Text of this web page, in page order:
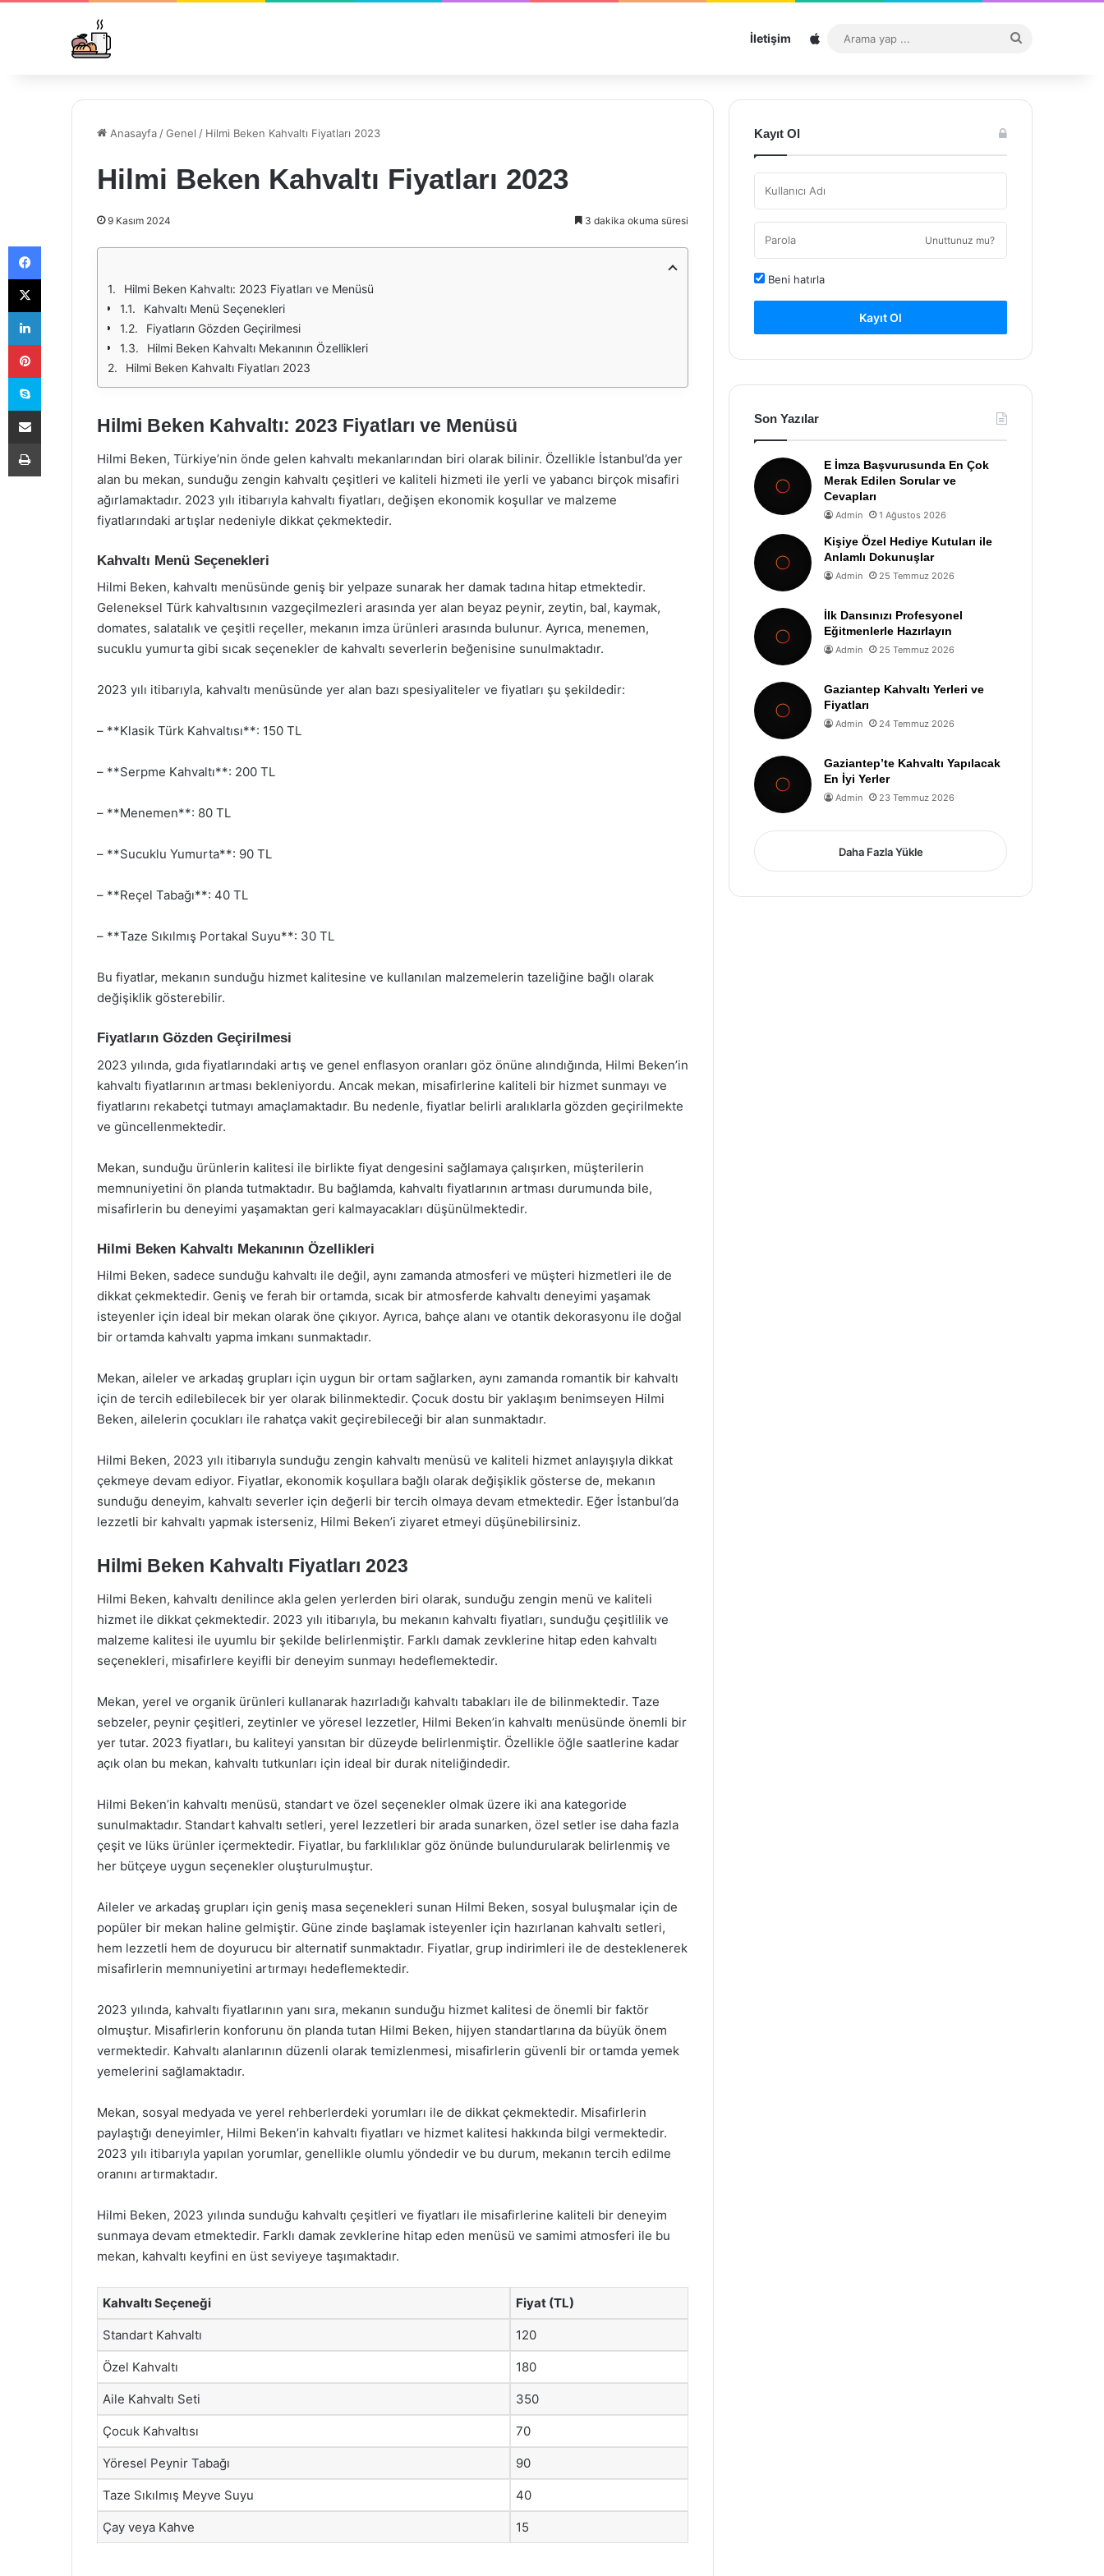
İletişim Sitemap
...
Anasayfa /Genel / Hilmi Beken Kahvaltı Fiyatları 2023
Hilmi Beken Kahvaltı Fiyatları 2023
9 Kasım 2024 3 dakika okuma süresi
Hilmi Beken Kahvaltı: 2023 Fiyatları ve Menüsü
Kahvaltı Menü Seçenekleri
Fiyatların Gözden Geçirilmesi
Hilmi Beken Kahvaltı Mekanının Özellikleri
Hilmi Beken Kahvaltı Fiyatları 2023
Hilmi Beken Kahvaltı: 2023 Fiyatları ve Menüsü
Hilmi Beken, Türkiye’nin önde gelen kahvaltı mekanlarından biri olarak bilinir. Özellikle İstanbul’da yer
alan bu mekan, sunduğu zengin kahvaltı çeşitleri ve kaliteli hizmeti ile yerli ve yabancı birçok misafiri
ağırlamaktadır. 2023 yılı itibarıyla kahvaltı fiyatları, değişen ekonomik koşullar ve malzeme
fiyatlarındaki artışlar nedeniyle dikkat çekmektedir.
Kahvaltı Menü Seçenekleri
Hilmi Beken, kahvaltı menüsünde geniş bir yelpaze sunarak her damak tadına hitap etmektedir.
Geleneksel Türk kahvaltısının vazgeçilmezleri arasında yer alan beyaz peynir, zeytin, bal, kaymak,
domates, salatalık ve çeşitli reçeller, mekanın imza ürünleri arasında bulunur. Ayrıca, menemen,
sucuklu yumurta gibi sıcak seçenekler de kahvaltı severlerin beğenisine sunulmaktadır.
2023 yılı itibarıyla, kahvaltı menüsünde yer alan bazı spesiyaliteler ve fiyatları şu şekildedir:
– **Klasik Türk Kahvaltısı**: 150 TL
– **Serpme Kahvaltı**: 200 TL
– **Menemen**: 80 TL
– **Sucuklu Yumurta**: 90 TL
– **Reçel Tabağı**: 40 TL
– **Taze Sıkılmış Portakal Suyu**: 30 TL
Bu fiyatlar, mekanın sunduğu hizmet kalitesine ve kullanılan malzemelerin tazeliğine bağlı olarak
değişiklik gösterebilir.
Fiyatların Gözden Geçirilmesi
2023 yılında, gıda fiyatlarındaki artış ve genel enflasyon oranları göz önüne alındığında, Hilmi Beken’in
kahvaltı fiyatlarının artması bekleniyordu. Ancak mekan, misafirlerine kaliteli bir hizmet sunmayı ve
fiyatlarını rekabetçi tutmayı amaçlamaktadır. Bu nedenle, fiyatlar belirli aralıklarla gözden geçirilmekte
ve güncellenmektedir.
Mekan, sunduğu ürünlerin kalitesi ile birlikte fiyat dengesini sağlamaya çalışırken, müşterilerin
memnuniyetini ön planda tutmaktadır. Bu bağlamda, kahvaltı fiyatlarının artması durumunda bile,
misafirlerin bu deneyimi yaşamaktan geri kalmayacakları düşünülmektedir.
Hilmi Beken Kahvaltı Mekanının Özellikleri
Hilmi Beken, sadece sunduğu kahvaltı ile değil, aynı zamanda atmosferi ve müşteri hizmetleri ile de
dikkat çekmektedir. Geniş ve ferah bir ortamda, sıcak bir atmosferde kahvaltı deneyimi yaşamak
isteyenler için ideal bir mekan olarak öne çıkıyor. Ayrıca, bahçe alanı ve otantik dekorasyonu ile doğal
bir ortamda kahvaltı yapma imkanı sunmaktadır.
Mekan, aileler ve arkadaş grupları için uygun bir ortam sağlarken, aynı zamanda romantik bir kahvaltı
için de tercih edilebilecek bir yer olarak bilinmektedir. Çocuk dostu bir yaklaşım benimseyen Hilmi
Beken, ailelerin çocukları ile rahatça vakit geçirebileceği bir alan sunmaktadır.
Hilmi Beken, 2023 yılı itibarıyla sunduğu zengin kahvaltı menüsü ve kaliteli hizmet anlayışıyla dikkat
çekmeye devam ediyor. Fiyatlar, ekonomik koşullara bağlı olarak değişiklik gösterse de, mekanın
sunduğu deneyim, kahvaltı severler için değerli bir tercih olmaya devam etmektedir. Eğer İstanbul’da
lezzetli bir kahvaltı yapmak isterseniz, Hilmi Beken’i ziyaret etmeyi düşünebilirsiniz.
Hilmi Beken Kahvaltı Fiyatları 2023
Hilmi Beken, kahvaltı denilince akla gelen yerlerden biri olarak, sunduğu zengin menü ve kaliteli
hizmet ile dikkat çekmektedir. 2023 yılı itibarıyla, bu mekanın kahvaltı fiyatları, sunduğu çeşitlilik ve
malzeme kalitesi ile uyumlu bir şekilde belirlenmiştir. Farklı damak zevklerine hitap eden kahvaltı
seçenekleri, misafirlere keyifli bir deneyim sunmayı hedeflemektedir.
Mekan, yerel ve organik ürünleri kullanarak hazırladığı kahvaltı tabakları ile de bilinmektedir. Taze
sebzeler, peynir çeşitleri, zeytinler ve yöresel lezzetler, Hilmi Beken’in kahvaltı menüsünde önemli bir
yer tutar. 2023 fiyatları, bu kaliteyi yansıtan bir düzeyde belirlenmiştir. Özellikle öğle saatlerine kadar
açık olan bu mekan, kahvaltı tutkunları için ideal bir durak niteliğindedir.
Hilmi Beken’in kahvaltı menüsü, standart ve özel seçenekler olmak üzere iki ana kategoride
sunulmaktadır. Standart kahvaltı setleri, yerel lezzetleri bir arada sunarken, özel setler ise daha fazla
çeşit ve lüks ürünler içermektedir. Fiyatlar, bu farklılıklar göz önünde bulundurularak belirlenmiş ve
her bütçeye uygun seçenekler oluşturulmuştur.
Aileler ve arkadaş grupları için geniş masa seçenekleri sunan Hilmi Beken, sosyal buluşmalar için de
popüler bir mekan haline gelmiştir. Güne zinde başlamak isteyenler için hazırlanan kahvaltı setleri,
hem lezzetli hem de doyurucu bir alternatif sunmaktadır. Fiyatlar, grup indirimleri ile de desteklenerek
misafirlerin memnuniyetini artırmayı hedeflemektedir.
2023 yılında, kahvaltı fiyatlarının yanı sıra, mekanın sunduğu hizmet kalitesi de önemli bir faktör
olmuştur. Misafirlerin konforunu ön planda tutan Hilmi Beken, hijyen standartlarına da büyük önem
vermektedir. Kahvaltı alanlarının düzenli olarak temizlenmesi, misafirlerin güvenli bir ortamda yemek
yemelerini sağlamaktadır.
Mekan, sosyal medyada ve yerel rehberlerdeki yorumları ile de dikkat çekmektedir. Misafirlerin
paylaştığı deneyimler, Hilmi Beken’in kahvaltı fiyatları ve hizmet kalitesi hakkında bilgi vermektedir.
2023 yılı itibarıyla yapılan yorumlar, genellikle olumlu yöndedir ve bu durum, mekanın tercih edilme
oranını artırmaktadır.
Hilmi Beken, 2023 yılında sunduğu kahvaltı çeşitleri ve fiyatları ile misafirlerine kaliteli bir deneyim
sunmaya devam etmektedir. Farklı damak zevklerine hitap eden menüsü ve samimi atmosferi ile bu
mekan, kahvaltı keyfini en üst seviyeye taşımaktadır.
Kahvaltı Seçeneği Fiyat (TL)
Standart Kahvaltı 120
Özel Kahvaltı 180
Aile Kahvaltı Seti 350
Çocuk Kahvaltısı 70
Yöresel Peynir Tabağı 90
Taze Sıkılmış Meyve Suyu 40
Çay veya Kahve 15
Kayıt Ol
Unuttunuz mu?
Beni hatırla
Kayıt Ol
Son Yazılar
E İmza Başvurusunda En Çok
Merak Edilen Sorular ve
Cevapları
Admin 1 Ağustos 2026
Kişiye Özel Hediye Kutuları ile
Anlamlı Dokunuşlar
Admin 25 Temmuz 2026
İlk Dansınızı Profesyonel
Eğitmenlerle Hazırlayın
Admin 25 Temmuz 2026
Gaziantep Kahvaltı Yerleri ve
Fiyatları
Admin 24 Temmuz 2026
Gaziantep’te Kahvaltı Yapılacak
En İyi Yerler
Admin 23 Temmuz 2026
Daha Fazla Yükle
Facebook
X
LinkedIn
Pinterest
Skype
E-Posta ile paylaş